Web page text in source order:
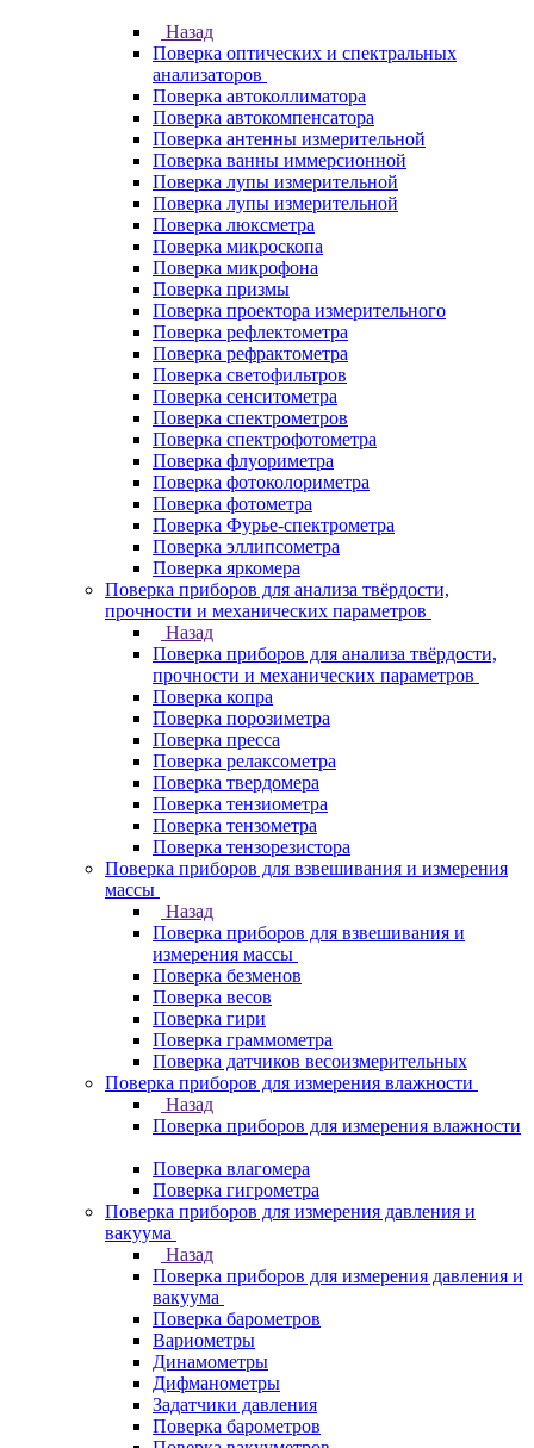
Назад
Поверка оптических и спектральных
анализаторов
Поверка автоколлиматора
Поверка автокомпенсатора
Поверка антенны измерительной
Поверка ванны иммерсионной
Поверка лупы измерительной
Поверка лупы измерительной
Поверка люксметра
Поверка микроскопа
Поверка микрофона
Поверка призмы
Поверка проектора измерительного
Поверка рефлектометра
Поверка рефрактометра
Поверка светофильтров
Поверка сенситометра
Поверка спектрометров
Поверка спектрофотометра
Поверка флуориметра
Поверка фотоколориметра
Поверка фотометра
Поверка Фурье-спектрометра
Поверка эллипсометра
Поверка яркомера
Поверка приборов для анализа твёрдости,
прочности и механических параметров
Назад
Поверка приборов для анализа твёрдости,
прочности и механических параметров
Поверка копра
Поверка порозиметра
Поверка пресса
Поверка релаксометра
Поверка твердомера
Поверка тензиометра
Поверка тензометра
Поверка тензорезистора
Поверка приборов для взвешивания и измерения
массы
Назад
Поверка приборов для взвешивания и
измерения массы
Поверка безменов
Поверка весов
Поверка гири
Поверка граммометра
Поверка датчиков весоизмерительных
Поверка приборов для измерения влажности
Назад
Поверка приборов для измерения влажности
Поверка влагомера
Поверка гигрометра
Поверка приборов для измерения давления и
вакуума
Назад
Поверка приборов для измерения давления и
вакуума
Поверка барометров
Вариометры
Динамометры
Дифманометры
Задатчики давления
Поверка барометров